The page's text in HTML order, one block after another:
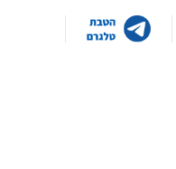
זיכרון מעבד 12GB RAM מסוג LPDDR5X ( מהירות העברת נתונים